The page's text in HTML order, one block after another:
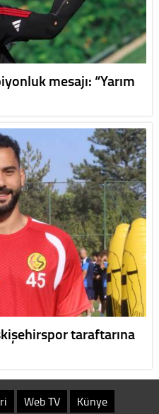
mesajı: “Yarım
taraftarına
Web TV Künye